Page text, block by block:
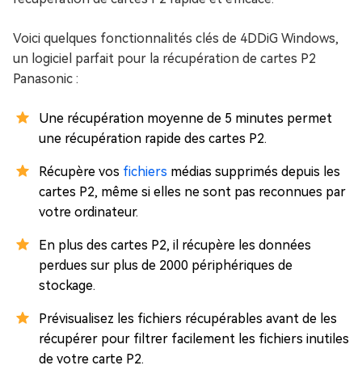
Voici quelques fonctionnalités clés de 4DDiG Windows,
un logiciel parfait pour la récupération de cartes P2
Panasonic :
Une récupération moyenne de 5 minutes permet
une récupération rapide des cartes P2.
Récupère vos fichiers médias supprimés depuis les
cartes P2, même si elles ne sont pas reconnues par
votre ordinateur.
En plus des cartes P2, il récupère les données
perdues sur plus de 2000 périphériques de
stockage.
Prévisualisez les fichiers récupérables avant de les
récupérer pour filtrer facilement les fichiers inutiles
de votre carte P2.